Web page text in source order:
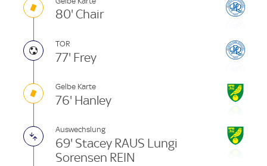
80' Chair
TOR
77' Frey
Gelbe Karte
76' Hanley
Auswechslung
69' Stacey RAUS Lungi
Sorensen REIN